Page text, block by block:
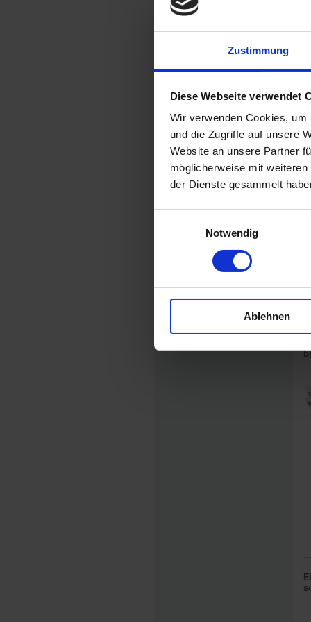
Zustimmung
Diese Webseite verwendet
Wir verwenden Cookies,
und die Zugriffe auf unsere
Website an unsere Partner
möglicherweise mit
der Dienste gesammelt
Notwendig
Ablehnen